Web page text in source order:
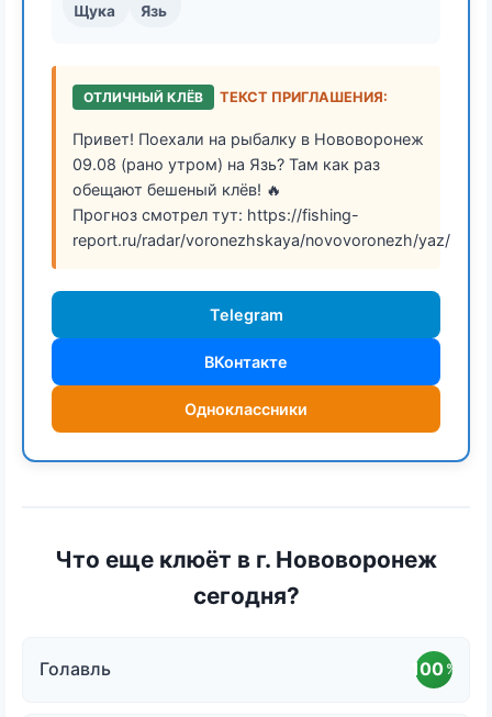
Щука Язь
ОТЛИЧНЫЙ КЛЁВ ТЕКСТ ПРИГЛАШЕНИЯ:
Привет! Поехали на рыбалку в Нововоронеж
09.08 (рано утром) на Язь? Там как раз
обещают бешеный клёв! 🔥
Прогноз смотрел тут: https://fishing-
report.ru/radar/voronezhskaya/novovoronezh/yaz/
Telegram
ВКонтакте
Одноклассники
Что еще клюёт в г. Нововоронеж
сегодня?
Голавль 100 %